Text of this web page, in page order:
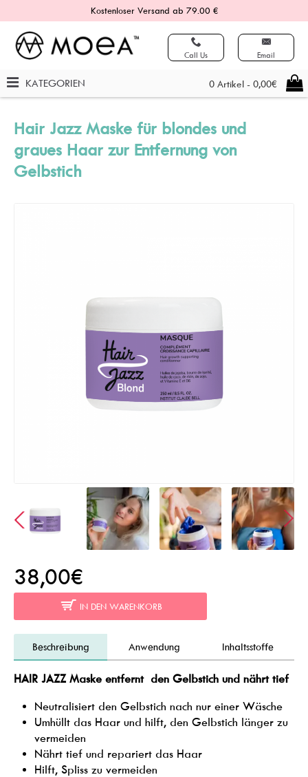
Kostenloser Versand ab 79.00 €
Call Us Email
0 Artikel - 0,00€
KATEGORIEN
Hair Jazz Maske für blondes und
graues Haar zur Entfernung von
Gelbstich
38,00€
IN DEN WARENKORB
Beschreibung Anwendung Inhaltsstoffe
HAIR JAZZ Maske entfernt den Gelbstich und nährt tief
Neutralisiert den Gelbstich nach nur einer Wäsche
Umhüllt das Haar und hilft, den Gelbstich länger zu
vermeiden
Nährt tief und repariert das Haar
Hilft, Spliss zu vermeiden